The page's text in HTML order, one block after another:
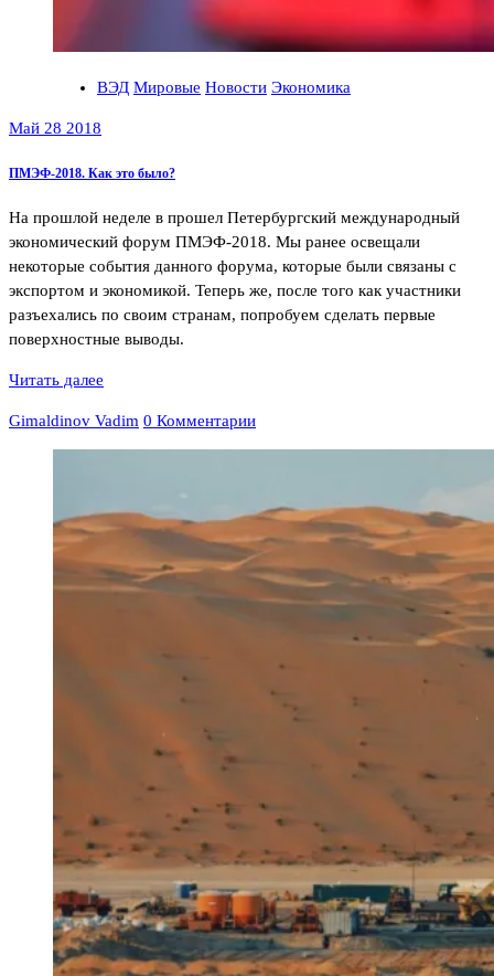
ВЭД Мировые Новости Экономика
Май 28 2018
ПМЭФ-2018. Как это было?
На прошлой неделе в прошел Петербургский международный
экономический форум ПМЭФ-2018. Мы ранее освещали
некоторые события данного форума, которые были связаны с
экспортом и экономикой. Теперь же, после того как участники
разъехались по своим странам, попробуем сделать первые
поверхностные выводы.
Читать далее
Gimaldinov Vadim 0 Комментарии